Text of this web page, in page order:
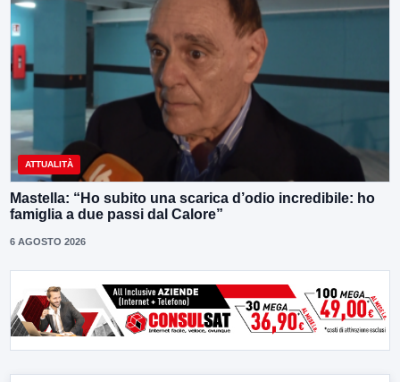
ATTUALITÀ
Mastella: “Ho subito una scarica d’odio incredibile: ho
famiglia a due passi dal Calore”
6 AGOSTO 2026